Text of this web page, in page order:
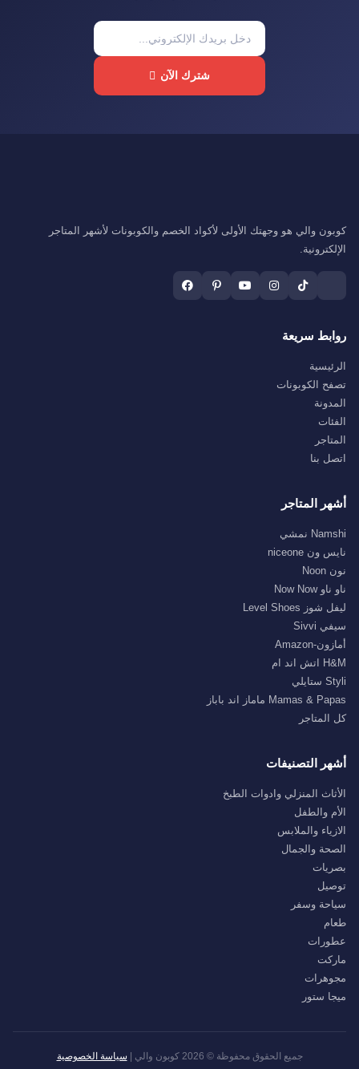
شترك الآن
كوبون والي هو وجهتك الأولى لأكواد الخصم والكوبونات لأشهر المتاجر
الإلكترونية.
روابط سريعة
الرئيسية
تصفح الكوبونات
المدونة
الفئات
المتاجر
اتصل بنا
أشهر المتاجر
Namshi نمشي
نايس ون niceone
نون Noon
ناو ناو Now Now
ليفل شوز Level Shoes
سيفي Sivvi
أمازون-Amazon
H&M اتش اند ام
Styli ستايلي
Mamas & Papas ماماز اند باباز
كل المتاجر
أشهر التصنيفات
الأثاث المنزلي وادوات الطبخ
الأم والطفل
الازياء والملابس
الصحة والجمال
بصريات
توصيل
سياحة وسفر
طعام
عطورات
ماركت
مجوهرات
ميجا ستور
جميع الحقوق محفوظة © 2026 كوبون والي | سياسة الخصوصية